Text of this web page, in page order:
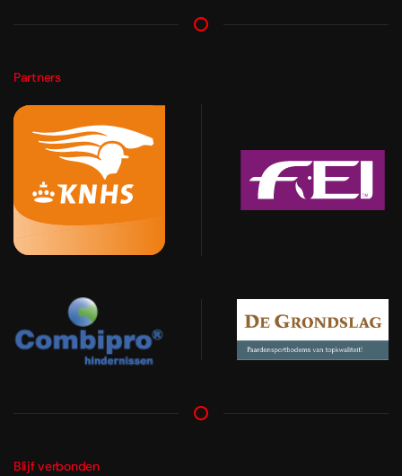
Partners
Blijf verbonden